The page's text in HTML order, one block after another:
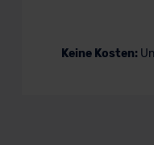
Keine Kosten: